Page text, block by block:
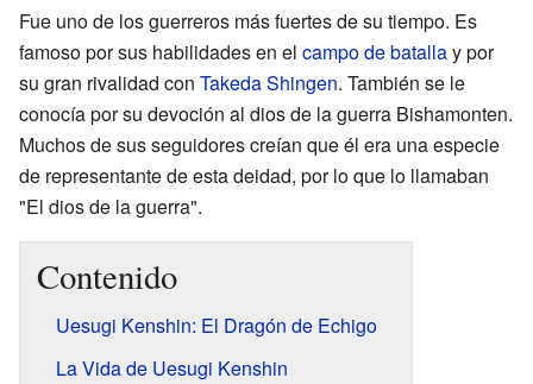
Fue uno de los guerreros más fuertes de su tiempo. Es
famoso por sus habilidades en el campo de batallay por
su gran rivalidad con Takeda Shingen. También se le
conocía por su devoción al dios de la guerra Bishamonten.
Muchos de sus seguidores creían que él era una especie
de representante de esta deidad, por lo que lo llamaban
"El dios de la guerra".
Contenido
Uesugi Kenshin: El Dragón de Echigo
La Vida de Uesugi Kenshin